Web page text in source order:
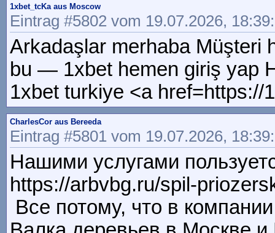
1xbet_tcKa aus Moscow
Eintrag #5802 vom 19.07.2026,
Arkadaşlar merhaba Müşteri
bu — 1xbet hemen giriş yap
1xbet turkiye <a href=https://
CharlesCor aus Bereeda
Eintrag #5801 vom 19.07.2026,
Нашими услугами
https://arbvbg.ru/spil-
Все потому, что в